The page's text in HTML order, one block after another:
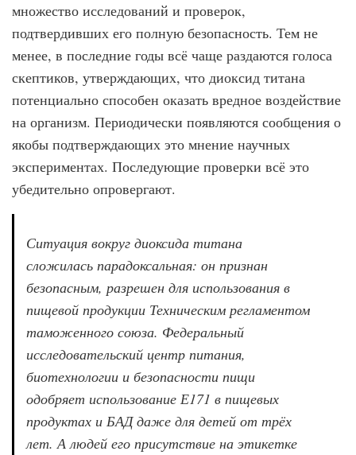
множество исследований и проверок,
подтвердивших его полную безопасность. Тем не
менее, в последние годы всё чаще раздаются голоса
скептиков, утверждающих, что диоксид титана
потенциально способен оказать вредное воздействие
на организм. Периодически появляются сообщения о
якобы подтверждающих это мнение научных
экспериментах. Последующие проверки всё это
убедительно опровергают.
Ситуация вокруг диоксида титана
сложилась парадоксальная: он признан
безопасным, разрешен для использования в
пищевой продукции Техническим регламентом
таможенного союза. Федеральный
исследовательский центр питания,
биотехнологии и безопасности пищи
одобряет использование Е171 в пищевых
продуктах и БАД даже для детей от трёх
лет. А людей его присутствие на этикетке